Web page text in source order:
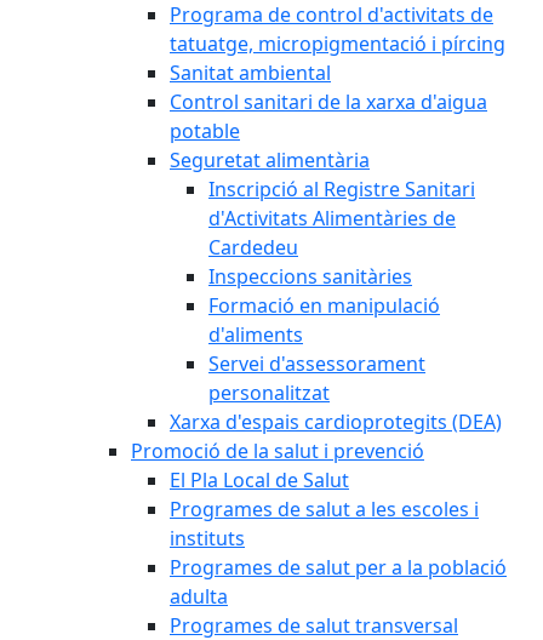
Programa de control d'activitats de
tatuatge, micropigmentació i pírcing
Sanitat ambiental
Control sanitari de la xarxa d'aigua
potable
Seguretat alimentària
Inscripció al Registre Sanitari
d'Activitats Alimentàries de
Cardedeu
Inspeccions sanitàries
Formació en manipulació
d'aliments
Servei d'assessorament
personalitzat
Xarxa d'espais cardioprotegits (DEA)
Promoció de la salut i prevenció
El Pla Local de Salut
Programes de salut a les escoles i
instituts
Programes de salut per a la població
adulta
Programes de salut transversal